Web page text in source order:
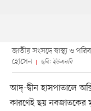
জাতীয় সংসদে স্বাস্থ্য ও
হোসেন
ছবি: ইউএনবি
আদ্-দ্বীন হাসপাতালে
কারণেই ছয় নবজাতকের